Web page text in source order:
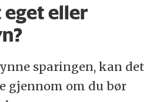
eller
sparingen, kan det
gjennom om du bør